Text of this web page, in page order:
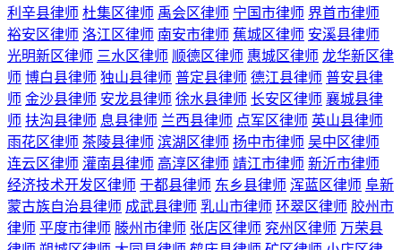
利辛县律师 杜集区律师 禹会区律师 宁国市律师 界首市律师
裕安区律师 洛江区律师 南安市律师 蕉城区律师 安溪县律师
光明新区律师 三水区律师 顺德区律师 惠城区律师 龙华新区律
师 博白县律师 独山县律师 普定县律师 德江县律师 普安县律
师 金沙县律师 安龙县律师 徐水县律师 长安区律师 襄城县律
师 扶沟县律师 息县律师 兰西县律师 点军区律师 英山县律师
雨花区律师 茶陵县律师 滨湖区律师 扬中市律师 吴中区律师
连云区律师 灌南县律师 高淳区律师 靖江市律师 新沂市律师
经济技术开发区律师 于都县律师 东乡县律师 浑蓝区律师 阜新
蒙古族自治县律师 成武县律师 乳山市律师 环翠区律师 胶州市
律师 平度市律师 滕州市律师 张店区律师 兖州区律师 万荣县